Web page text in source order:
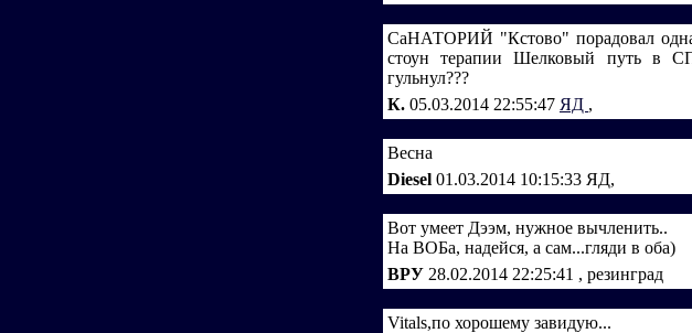
СаНАТОРИЙ "Кстово" порадовал
стоун терапии Шелковый путь в
гульнул???
К. 05.03.2014 22:55:47 ЯД ,
Весна
Diesel 01.03.2014 10:15:33 ЯД,
Вот умеет Дээм, нужное вычленить..
На ВОБа, надейся, а сам...гляди в оба)
ВРУ 28.02.2014 22:25:41 , резинград
Vitals,по хорошему завидую...